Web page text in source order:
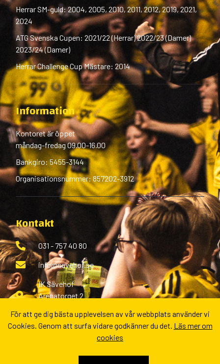
Herrar SM-guld: 2004, 2005, 2010, 2011, 2012, 2019, 2021,
2024
ATG Svenska Cupen: 2021/22 (Herrar) 2022/23 (Damer)
2023/24 (Damer)
Herrar Challenge Cup Mästare: 2014
Information
Kontoret är öppet
måndag-fredag 09.00-16.00
Bankgiro: 5455-3144
Organisationsnummer: 857202-3912
Kontakt
031 - 757 40 80
info@savehof.se
IK Sävehof
Arenatorget 2
Fler kontaktvägar
För att ge dig bästa upplevelsen av vår webbplats använder vi
Cookies. Genom att surfa vidare godkänner du det. Läs mer om
cookies